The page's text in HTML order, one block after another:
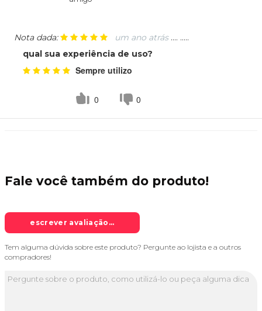
Nota dada: um ano atrás .... .....
qual sua experiência de uso?
Sempre utilizo
0 0
Fale você também do produto!
escrever avaliação...
Tem alguma dúvida sobre este produto? Pergunte ao lojista e a outros
compradores!